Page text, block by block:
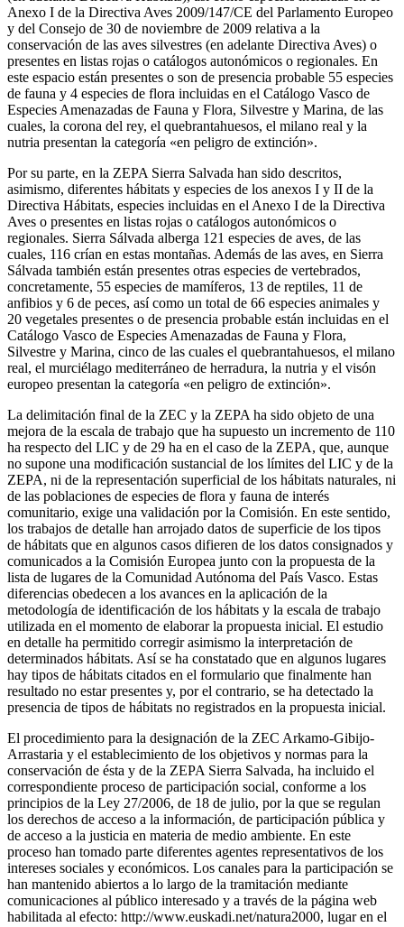
Anexo I de la Directiva Aves 2009/147/CE del Parlamento Europeo
y del Consejo de 30 de noviembre de 2009 relativa a la
conservación de las aves silvestres (en adelante Directiva Aves) o
presentes en listas rojas o catálogos autonómicos o regionales. En
este espacio están presentes o son de presencia probable 55 especies
de fauna y 4 especies de flora incluidas en el Catálogo Vasco de
Especies Amenazadas de Fauna y Flora, Silvestre y Marina, de las
cuales, la corona del rey, el quebrantahuesos, el milano real y la
nutria presentan la categoría «en peligro de extinción».
Por su parte, en la ZEPA Sierra Salvada han sido descritos,
asimismo, diferentes hábitats y especies de los anexos I y II de la
Directiva Hábitats, especies incluidas en el Anexo I de la Directiva
Aves o presentes en listas rojas o catálogos autonómicos o
regionales. Sierra Sálvada alberga 121 especies de aves, de las
cuales, 116 crían en estas montañas. Además de las aves, en Sierra
Sálvada también están presentes otras especies de vertebrados,
concretamente, 55 especies de mamíferos, 13 de reptiles, 11 de
anfibios y 6 de peces, así como un total de 66 especies animales y
20 vegetales presentes o de presencia probable están incluidas en el
Catálogo Vasco de Especies Amenazadas de Fauna y Flora,
Silvestre y Marina, cinco de las cuales el quebrantahuesos, el milano
real, el murciélago mediterráneo de herradura, la nutria y el visón
europeo presentan la categoría «en peligro de extinción».
La delimitación final de la ZEC y la ZEPA ha sido objeto de una
mejora de la escala de trabajo que ha supuesto un incremento de 110
ha respecto del LIC y de 29 ha en el caso de la ZEPA, que, aunque
no supone una modificación sustancial de los límites del LIC y de la
ZEPA, ni de la representación superficial de los hábitats naturales, ni
de las poblaciones de especies de flora y fauna de interés
comunitario, exige una validación por la Comisión. En este sentido,
los trabajos de detalle han arrojado datos de superficie de los tipos
de hábitats que en algunos casos difieren de los datos consignados y
comunicados a la Comisión Europea junto con la propuesta de la
lista de lugares de la Comunidad Autónoma del País Vasco. Estas
diferencias obedecen a los avances en la aplicación de la
metodología de identificación de los hábitats y la escala de trabajo
utilizada en el momento de elaborar la propuesta inicial. El estudio
en detalle ha permitido corregir asimismo la interpretación de
determinados hábitats. Así se ha constatado que en algunos lugares
hay tipos de hábitats citados en el formulario que finalmente han
resultado no estar presentes y, por el contrario, se ha detectado la
presencia de tipos de hábitats no registrados en la propuesta inicial.
El procedimiento para la designación de la ZEC Arkamo-Gibijo-
Arrastaria y el establecimiento de los objetivos y normas para la
conservación de ésta y de la ZEPA Sierra Salvada, ha incluido el
correspondiente proceso de participación social, conforme a los
principios de la Ley 27/2006, de 18 de julio, por la que se regulan
los derechos de acceso a la información, de participación pública y
de acceso a la justicia en materia de medio ambiente. En este
proceso han tomado parte diferentes agentes representativos de los
intereses sociales y económicos. Los canales para la participación se
han mantenido abiertos a lo largo de la tramitación mediante
comunicaciones al público interesado y a través de la página web
habilitada al efecto: http://www.euskadi.net/natura2000, lugar en el